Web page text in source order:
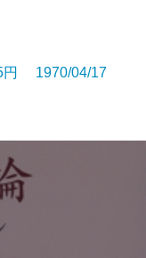
円 1970/04/17